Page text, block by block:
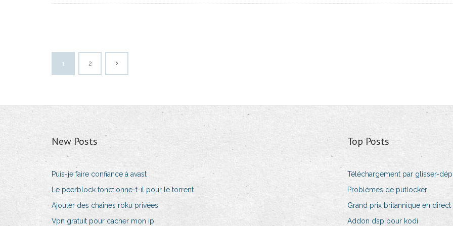
1 2
New Posts
Puis-je faire confiance à avast
Le peerblock fonctionne-t-il pour le torrent
Ajouter des chaînes roku privées
Vpn gratuit pour cacher mon ip
Top Posts
Téléchargement par glisser-
Problèmes de putlocker
Grand prix britannique en direct
Addon dsp pour kodi